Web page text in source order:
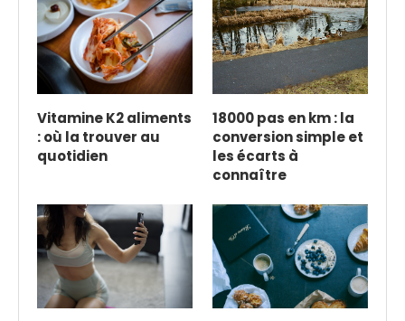
Vitamine K2 aliments
: où la trouver au
quotidien
18000 pas en km : la
conversion simple et
les écarts à
connaître